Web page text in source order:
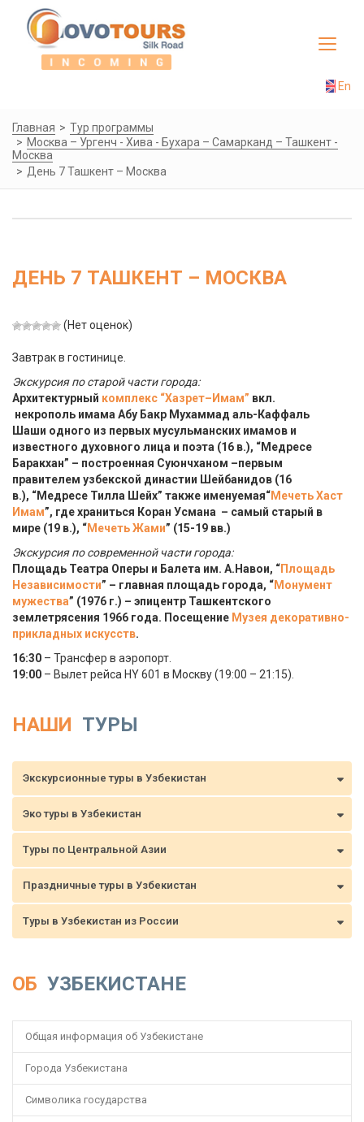
Toggle
En
Главная
Тур программы
Москва – Ургенч - Хива - Бухара – Самарканд – Ташкент -
Москва
День 7 Ташкент – Москва
ДЕНЬ 7 ТАШКЕНТ – МОСКВА
(Нет оценок)
Завтрак в гостинице.
Экскурсия по старой части города:
Архитектурный комплекс “Хазрет–Имам” вкл.
некрополь имама Абу Бакр Мухаммад аль-Каффаль
Шаши одного из первых мусульманских имамов и
известного духовного лица и поэта (16 в.), “Медресе
Баракхан” – построенная Суюнчханом –первым
правителем узбекской династии Шейбанидов (16
в.), “Медресе Тилла Шейх” также именуемая“Мечеть Хаст
Имам”, где храниться Коран Усмана – самый старый в
мире (19 в.), “Мечеть Жами” (15-19 вв.)
Экскурсия по современной части города:
Площадь Театра Оперы и Балета им. А.Навои, “Площадь
Независимости” – главная площадь города, “Монумент
мужества” (1976 г.) – эпицентр Ташкентского
землетрясения 1966 года. Посещение Музея декоративно-
прикладных искусств.
16:30 – Трансфер в аэропорт.
19:00 – Вылет рейса HY 601 в Москву (19:00 – 21:15).
НАШИ ТУРЫ
Экскурсионные туры в Узбекистан
Эко туры в Узбекистан
Туры по Центральной Азии
Праздничные туры в Узбекистан
Туры в Узбекистан из России
ОБ УЗБЕКИСТАНЕ
Общая информация об Узбекистане
Города Узбекистана
Символика государства